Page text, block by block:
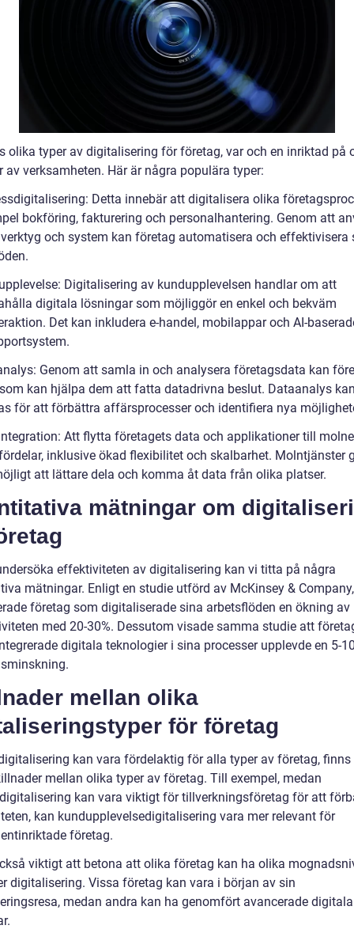
olika typer av digitalisering för företag, var och en inriktad på
av verksamheten. Här är några populära typer:
Detta innebär att digitalisera olika
bokföring, fakturering och personalhantering. Genom att
och system kan företag automatisera och effektivisera
Digitalisering av kundupplevelsen handlar om att
digitala lösningar som möjliggör en enkel och bekväm
Det kan inkludera e-handel, mobilappar och AI-
Genom att samla in och analysera företagsdata kan
kan hjälpa dem att fatta datadrivna beslut. Dataanalys
för att förbättra affärsprocesser och identifiera nya
Att flytta företagets data och applikationer till
inklusive ökad flexibilitet och skalbarhet. Molntjänster
att lättare dela och komma åt data från olika platser.
mätningar om
effektiviteten av digitalisering kan vi titta på några
mätningar. Enligt en studie utförd av McKinsey & Company,
företag som digitaliserade sina arbetsflöden en ökning av
med 20-30%. Dessutom visade samma studie att
digitala teknologier i sina processer upplevde en 5-
mellan olika
för företag
kan vara fördelaktig för alla typer av företag, finns
mellan olika typer av företag. Till exempel, medan
kan vara viktigt för tillverkningsföretag för att
kan kundupplevelsedigitalisering vara mer relevant för
företag.
viktigt att betona att olika företag kan ha olika
digitalisering. Vissa företag kan vara i början av sin
medan andra kan ha genomfört avancerade digitala